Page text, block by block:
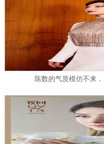
陈数的气质模仿不来